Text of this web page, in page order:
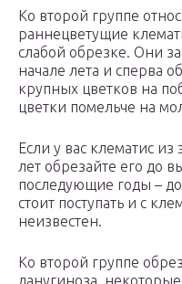
Ко второй группе
раннецветущие
слабой обрезке. Они
начале лета и сперва
крупных цветков на
цветки помельче на
Если у вас клематис
лет обрезайте его до
последующие годы –
стоит поступать и с
неизвестен.
Ко второй группе
ланугиноза,